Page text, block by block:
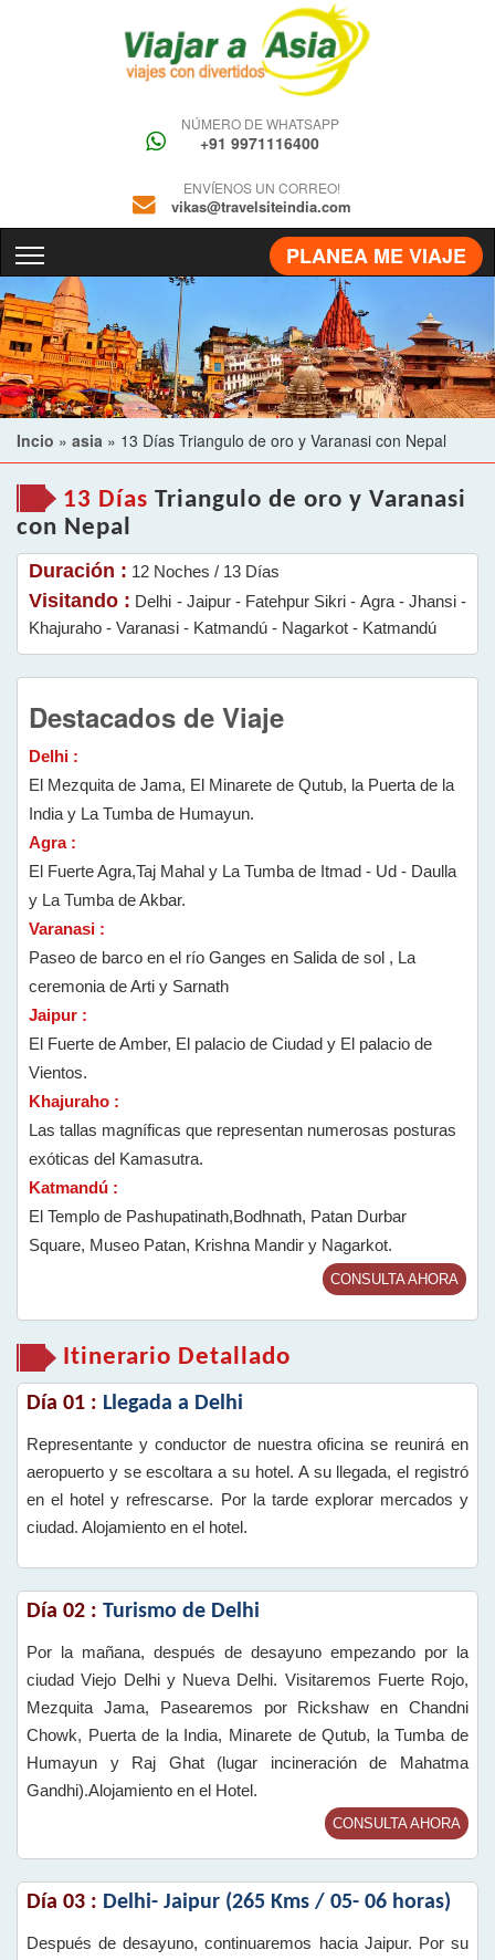
NÚMERO DE WHATSAPP
+91 9971116400
ENVÍENOS UN CORREO!
vikas@travelsiteindia.com
PLANEA ME VIAJE
Incio » asia » 13 Días Triangulo de oro y Varanasi con Nepal
13 Días Triangulo de oro y Varanasi
con Nepal
Duración : 12 Noches / 13 Días
Visitando : Delhi - Jaipur - Fatehpur Sikri - Agra - Jhansi -
Khajuraho - Varanasi - Katmandú - Nagarkot - Katmandú
Destacados de Viaje
Delhi :
El Mezquita de Jama, El Minarete de Qutub, la Puerta de la
India y La Tumba de Humayun.
Agra :
El Fuerte Agra,Taj Mahal y La Tumba de Itmad - Ud - Daulla
y La Tumba de Akbar.
Varanasi :
Paseo de barco en el río Ganges en Salida de sol , La
ceremonia de Arti y Sarnath
Jaipur :
El Fuerte de Amber, El palacio de Ciudad y El palacio de
Vientos.
Khajuraho :
Las tallas magníficas que representan numerosas posturas
exóticas del Kamasutra.
Katmandú :
El Templo de Pashupatinath,Bodhnath, Patan Durbar
Square, Museo Patan, Krishna Mandir y Nagarkot.
CONSULTA AHORA
Itinerario Detallado
Día 01 : Llegada a Delhi
Representante y conductor de nuestra oficina se reunirá en
aeropuerto y se escoltara a su hotel. A su llegada, el registró
en el hotel y refrescarse. Por la tarde explorar mercados y
ciudad. Alojamiento en el hotel.
Día 02 : Turismo de Delhi
Por la mañana, después de desayuno empezando por la
ciudad Viejo Delhi y Nueva Delhi. Visitaremos Fuerte Rojo,
Mezquita Jama, Pasearemos por Rickshaw en Chandni
Chowk, Puerta de la India, Minarete de Qutub, la Tumba de
Humayun y Raj Ghat (lugar incineración de Mahatma
Gandhi).Alojamiento en el Hotel.
CONSULTA AHORA
Día 03 : Delhi- Jaipur (265 Kms / 05- 06 horas)
Después de desayuno, continuaremos hacia Jaipur. Por su